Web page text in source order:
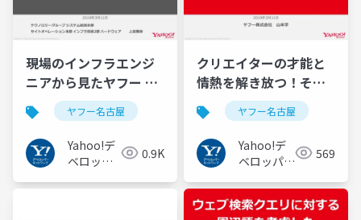
現場のインフラエンジ
ニアから見たヤフー #
ヤフー名古屋
ヤフー名古屋
Yahoo!デ
ベロッパ
0.9K
クリエイターの才能と
情熱を解き放つ！その
ためにヤフーが名古屋
でやりたいこと #ヤフ
ー名古屋
ヤフー名古屋
Yahoo!デ
ベロッパー
ク
569